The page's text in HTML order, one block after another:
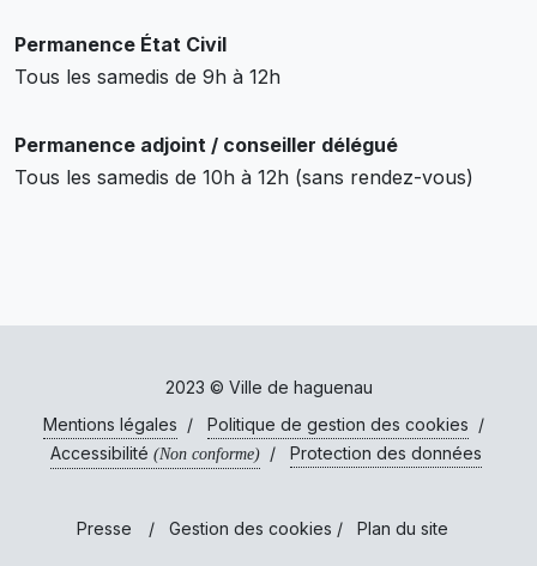
Permanence État Civil
Tous les samedis de 9h à 12h
Permanence adjoint / conseiller délégué
Tous les samedis de 10h à 12h (sans rendez-vous)
2023 © Ville de haguenau
Mentions légales / Politique de gestion des cookies /
Accessibilité (Non conforme) / Protection des données
Presse / Gestion des cookies / Plan du site